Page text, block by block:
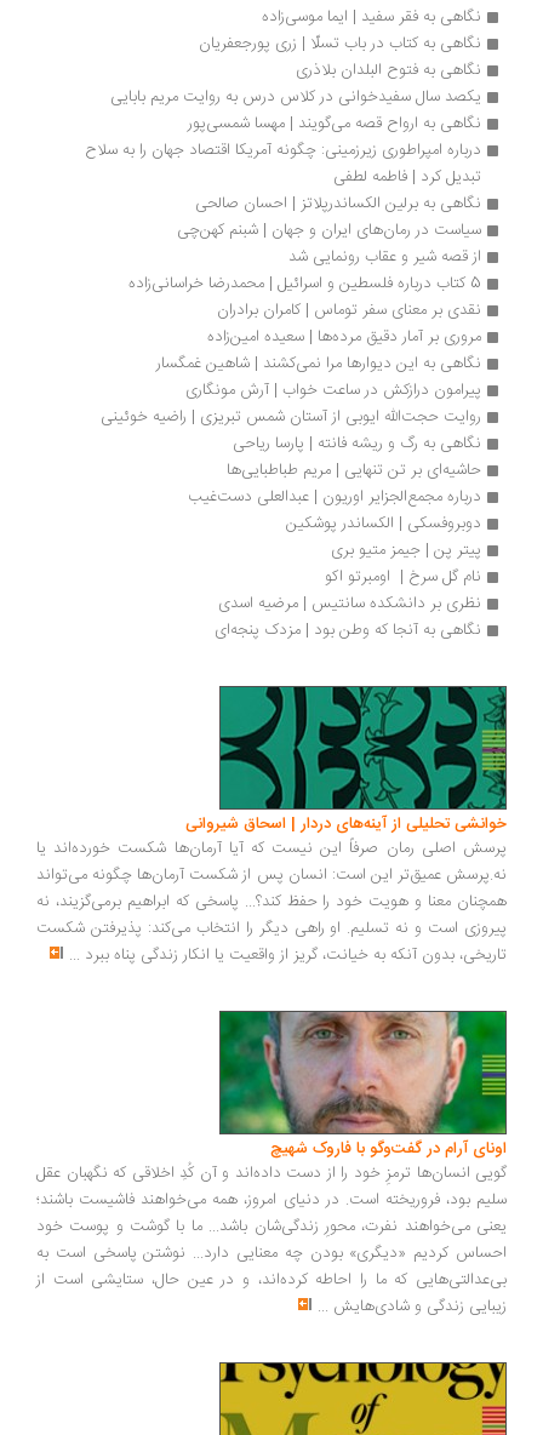
نگاهی به فقر سفید | ایما موسی‌زاده
نگاهی به کتاب در باب تسلّا | زری پورجعفریان
نگاهی به فتوح البلدان بلاذری
یکصد سال سفیدخوانی در کلاس درس به روایت مریم بابایی
نگاهی به ارواح قصه می‌گویند | مهسا شمسی‌پور
درباره امپراطوری زیرزمینی: چگونه آمریکا اقتصاد جهان را به سلاح
تبدیل کرد | فاطمه لطفی
نگاهی به برلین الکساندرپلاتز | احسان صالحی
سیاست در رمان‌های ایران و جهان | شبنم کهن‌چی
از قصه شیر و عقاب رونمایی شد
نقدی بر معنای سفر توماس | کامران برادران
مروری بر آمار دقیق مرده‌ها | سعیده امین‌زاده
نگاهی به این دیوارها مرا نمی‌کشند | شاهین غمگسار
پیرامون درازکش در ساعت خواب | آرش مونگاری
روایت حجت‌الله ایوبی از آستان شمس تبریزی | راضیه خوئینی
نگاهی به رگ و ریشه فانته | پارسا ریاحی
حاشیه‌ای بر تن تنهایی | مریم طباطبایی‌ها
درباره مجمع‌الجزایر اوریون | عبدالعلی دست‌غیب
دوبروفسکی | الکساندر پوشکین
پیتر پن | جیمز متیو بری
نام گل سرخ |  اومبرتو اکو
نظری بر دانشکده سانتیس | مرضیه اسدی
نگاهی به آنجا که وطن بود | مزدک پنجه‌ای
تحلیلی از آینه‌های دردار | اسحاق شیروانی
اصلی رمان صرفاً این نیست که آیا آرمان‌ها شکست خورده‌اند یا
عمیق‌تر این است: انسان پس از شکست آرمان‌ها چگونه می‌تواند
معنا و هویت خود را حفظ کند؟... پاسخی که ابراهیم برمی‌گزیند، نه
است و نه تسلیم. او راهی دیگر را انتخاب می‌کند: پذیرفتن شکست
بدون آنکه به خیانت، گریز از واقعیت یا انکار زندگی پناه ببرد...
آرام در گفت‌وگو با فاروک شهیچ‭
انسان‌ها ترمزِ خود را از دست داده‌اند و آن کُدِ اخلاقی که نگهبان عقل
بود، فروریخته است. در دنیای امروز، همه می‌خواهند فاشیست باشند؛
می‌خواهند نفرت، محورِ زندگی‌شان باشد... ما با گوشت و پوست خود
کردیم «دیگری» بودن چه معنایی دارد... نوشتن پاسخی است به
که ما را احاطه کرده‌اند، و در عین حال، ستایشی است از
زندگی و شادی‌هایش...